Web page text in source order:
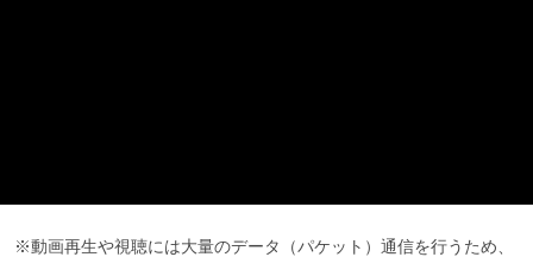
※動画再生や視聴には大量のデータ（パケット）通信を行うため、